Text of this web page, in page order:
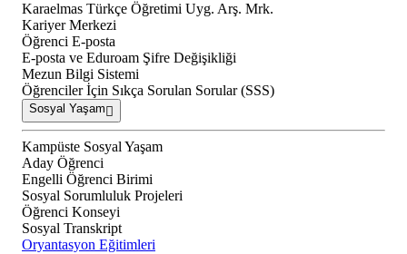
Karaelmas Türkçe Öğretimi Uyg. Arş. Mrk.
Kariyer Merkezi
Öğrenci E-posta
E-posta ve Eduroam Şifre Değişikliği
Mezun Bilgi Sistemi
Öğrenciler İçin Sıkça Sorulan Sorular (SSS)
Sosyal Yaşam
Kampüste Sosyal Yaşam
Aday Öğrenci
Engelli Öğrenci Birimi
Sosyal Sorumluluk Projeleri
Öğrenci Konseyi
Sosyal Transkript
Oryantasyon Eğitimleri